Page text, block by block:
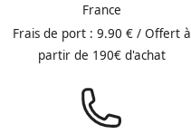
France
Frais de port : 9.90 € / Offert à
partir de 190€ d'achat